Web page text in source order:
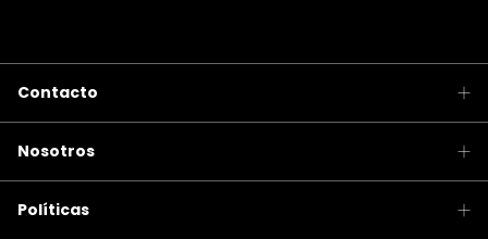
Contacto
Nosotros
Políticas